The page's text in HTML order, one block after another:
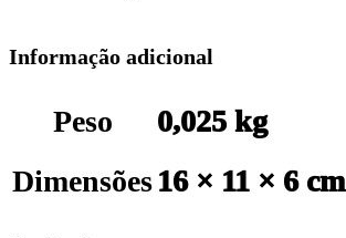
Informação adicional
Peso
0,025 kg
Dimensões16 × 11 × 6 cm